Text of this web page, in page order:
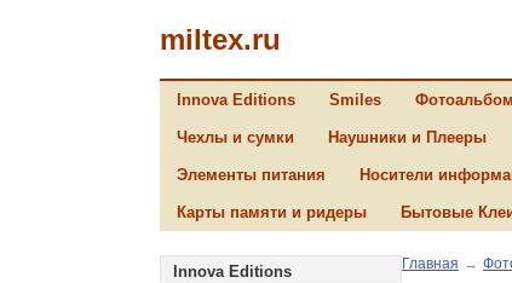
miltex.ru
Innova Editions Smiles
Чехлы и сумки Наушники и Плееры
Элементы питания Носители
Карты памяти и ридеры Бытовые
Innova Editions Главная →